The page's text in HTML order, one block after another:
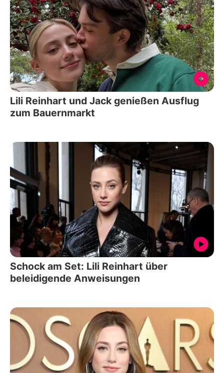
Lili Reinhart und Jack genießen Ausflug
zum Bauernmarkt
Schock am Set: Lili Reinhart über
beleidigende Anweisungen